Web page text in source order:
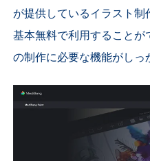
が提供しているイラスト制
基本無料で利用すること
の制作に必要な機能がしっ